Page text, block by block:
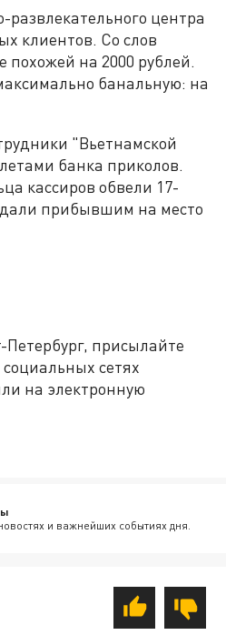
развлекательного центра
клиентов. Со слов
на 2000 рублей.
банальную: на
"Вьетнамской
банка приколов.
кассиров обвели 17-
прибывшим на место
присылайте
сетях
на электронную
и важнейших событиях дня.